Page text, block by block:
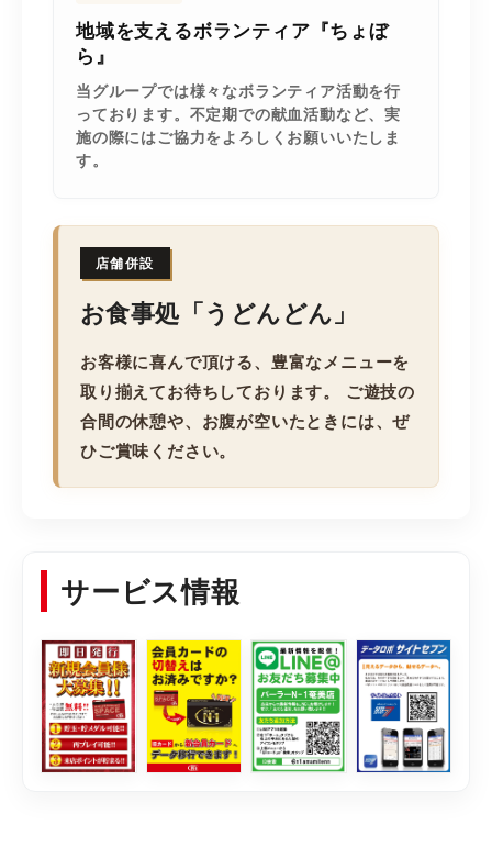
地域を支えるボランティア『ちょぼ
ら』
当グループでは様々なボランティア活動を行
っております。不定期での献血活動など、実
施の際にはご協力をよろしくお願いいたしま
す。
店舗併設
お食事処「うどんどん」
お客様に喜んで頂ける、豊富なメニューを
取り揃えてお待ちしております。 ご遊技の
合間の休憩や、お腹が空いたときには、ぜ
ひご賞味ください。
サービス情報